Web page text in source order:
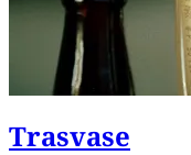
Trasvase